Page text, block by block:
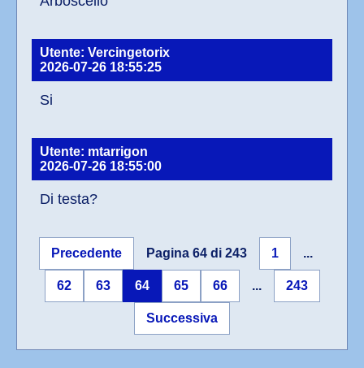
Utente: Vercingetorix
2026-07-26 18:55:25
Si
Utente: mtarrigon
2026-07-26 18:55:00
Di testa?
Precedente Pagina 64 di 243 1 ...
62 63 64 65 66 ... 243
Successiva